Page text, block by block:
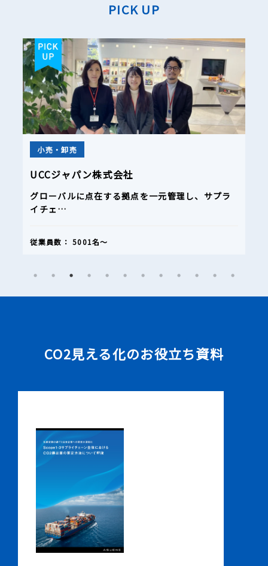
PICK UP
小売・卸売
UCCジャパン株式会社
グローバルに点在する拠点を一元管理し、サプラ
イチェ…
従業員数： 5001名〜
CO2見える化のお役立ち資料